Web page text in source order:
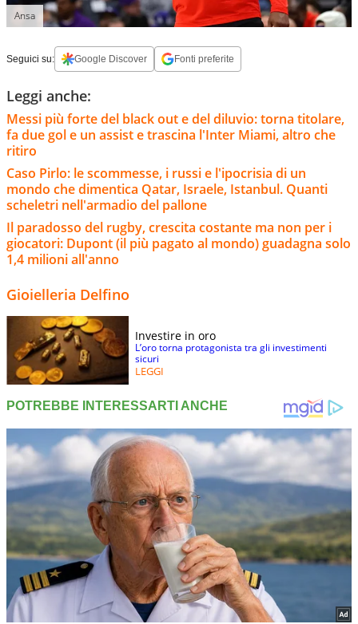
Ansa
Seguici su: Google Discover Fonti preferite
Leggi anche:
Messi più forte del black out e del diluvio: torna titolare,
fa due gol e un assist e trascina l'Inter Miami, altro che
ritiro
Caso Pirlo: le scommesse, i russi e l'ipocrisia di un
mondo che dimentica Qatar, Israele, Istanbul. Quanti
scheletri nell'armadio del pallone
Il paradosso del rugby, crescita costante ma non per i
giocatori: Dupont (il più pagato al mondo) guadagna solo
1,4 milioni all'anno
Gioielleria Delfino
Investire in oro
L’oro torna protagonista tra gli investimenti
sicuri
LEGGI